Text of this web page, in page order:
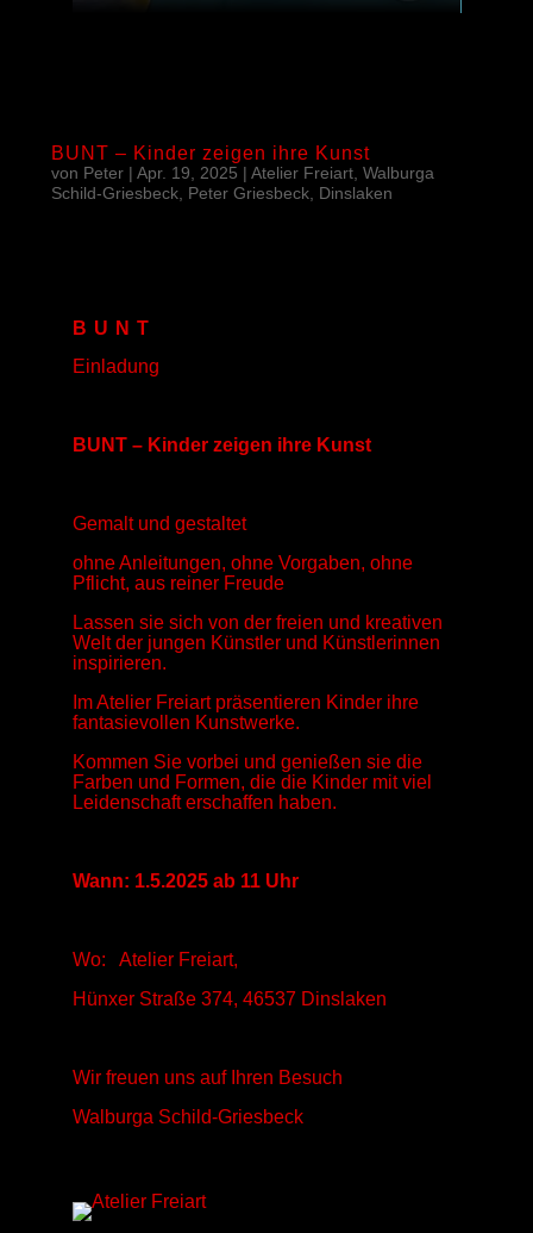
BUNT – Kinder zeigen ihre Kunst
von Peter| Apr. 19, 2025 | Atelier Freiart, Walburga
Schild-Griesbeck, Peter Griesbeck, Dinslaken
B U N T
Einladung
BUNT – Kinder zeigen ihre Kunst
Gemalt und gestaltet
ohne Anleitungen, ohne Vorgaben, ohne
Pflicht, aus reiner Freude
Lassen sie sich von der freien und kreativen
Welt der jungen Künstler und Künstlerinnen
inspirieren.
Im Atelier Freiart präsentieren Kinder ihre
fantasievollen Kunstwerke.
Kommen Sie vorbei und genießen sie die
Farben und Formen, die die Kinder mit viel
Leidenschaft erschaffen haben.
Wann: 1.5.2025 ab 11 Uhr
Wo: Atelier Freiart,
Hünxer Straße 374, 46537 Dinslaken
Wir freuen uns auf Ihren Besuch
Walburga Schild-Griesbeck